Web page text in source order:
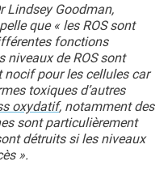
Lindsey Goodman,
que « les ROS sont
fonctions
niveaux de ROS sont
nocif pour les cellules car
toxiques d’autres
oxydatif, notamment des
sont particulièrement
détruits si les niveaux
».